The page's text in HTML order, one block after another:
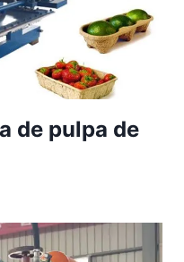
de pulpa de